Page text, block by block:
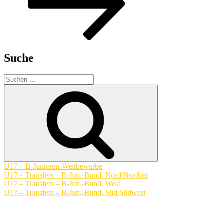
Suche
Suchen
nach:
U17 – B-Junioren-Wettbewerbe
U17 – Transfers – B-Jun.-Bund. Nord/Nordost
U17 – Transfers – B-Jun.-Bund. West
U17 – Transfers – B-Jun.-Bund. Süd/Südwest